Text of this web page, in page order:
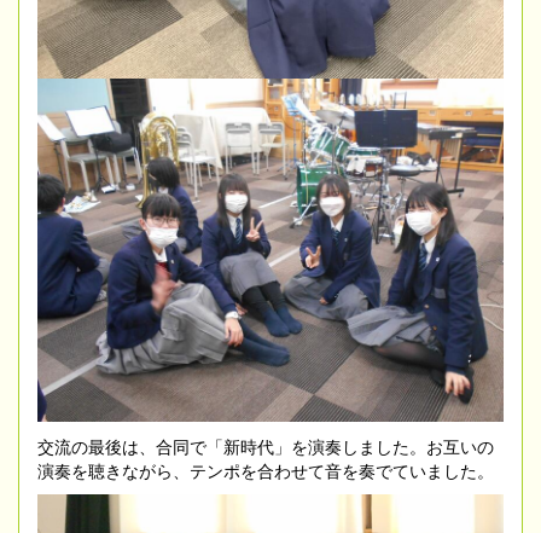
交流の最後は、合同で「新時代」を演奏しました。お互いの
演奏を聴きながら、テンポを合わせて音を奏でていました。